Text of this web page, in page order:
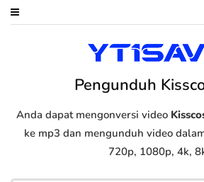
Pengunduh
Anda dapat mengonversi video
ke mp3 dan mengunduh video
720p, 1080p, 4k,